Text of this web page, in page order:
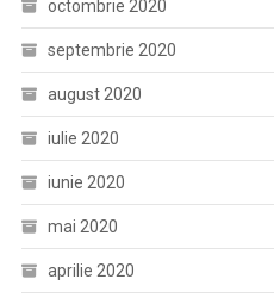
octombrie 2020
septembrie 2020
august 2020
iulie 2020
iunie 2020
mai 2020
aprilie 2020